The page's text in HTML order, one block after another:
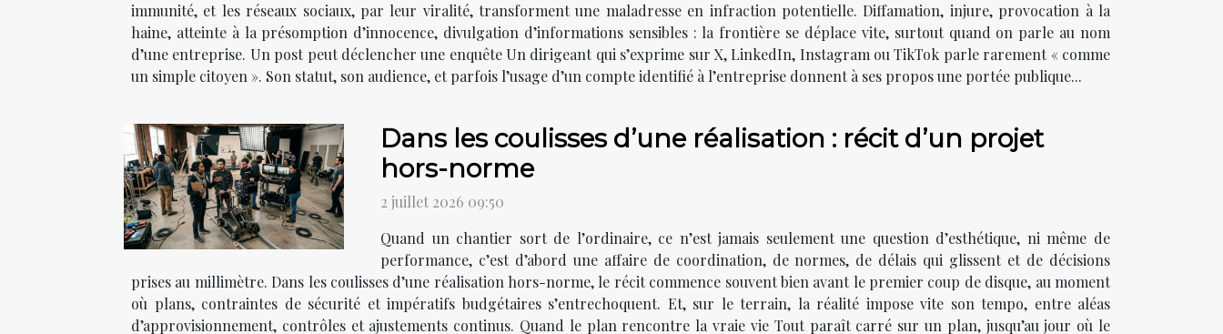
immunité, et les réseaux sociaux, par leur viralité, transforment une maladresse en infraction potentielle. Diffamation, injure, provocation à la
haine, atteinte à la présomption d’innocence, divulgation d’informations sensibles : la frontière se déplace vite, surtout quand on parle au nom
d’une entreprise. Un post peut déclencher une enquête Un dirigeant qui s’exprime sur X, LinkedIn, Instagram ou TikTok parle rarement « comme
un simple citoyen ». Son statut, son audience, et parfois l’usage d’un compte identifié à l’entreprise donnent à ses propos une portée publique...
Dans les coulisses d’une réalisation : récit d’un projet
hors-norme
2 juillet 2026 09:50
Quand un chantier sort de l’ordinaire, ce n’est jamais seulement une question d’esthétique, ni même de
performance, c’est d’abord une affaire de coordination, de normes, de délais qui glissent et de décisions
prises au millimètre. Dans les coulisses d’une réalisation hors-norme, le récit commence souvent bien avant le premier coup de disque, au moment
où plans, contraintes de sécurité et impératifs budgétaires s’entrechoquent. Et, sur le terrain, la réalité impose vite son tempo, entre aléas
d’approvisionnement, contrôles et ajustements continus. Quand le plan rencontre la vraie vie Tout paraît carré sur un plan, jusqu’au jour où le